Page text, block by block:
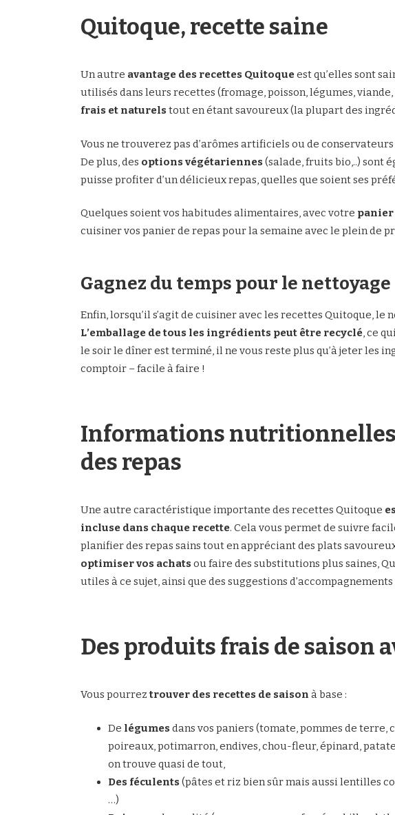
Quitoque, recette saine
Un autre avantage des recettes Quitoqueest qu’elles sont
utilisés dans leurs recettes (fromage, poisson, légumes,
frais et naturelstout en étant savoureux (la plupart des
Vous ne trouverez pas d’arômes artificiels ou de
De plus, des options végétariennes(salade, fruits bio,..) sont
puisse profiter d’un délicieux repas, quelles que soient ses
Quelques soient vos habitudes alimentaires, avec votre panier
cuisiner vos panier de repas pour la semaine avec le plein de
Gagnez du temps pour le nettoyage
Enfin, lorsqu’il s’agit de cuisiner avec les recettes Quitoque, le
L’emballage de tous les ingrédients peut être recyclé, ce
le soir le dîner est terminé, il ne vous reste plus qu’à jeter les
comptoir – facile à faire !
Informations
des repas
Une autre caractéristique importante des recettes Quitoque
incluse dans chaque recette. Cela vous permet de suivre
planifier des repas sains tout en appréciant des plats
optimiser vos achatsou faire des substitutions plus saines,
utiles à ce sujet, ainsi que des suggestions
Des produits frais de saison
Vous pourreztrouver des recettes de saison à base :
De légumesdans vos paniers (tomate, pommes de
poireaux, potimarron, endives, chou-fleur, épinard,
on trouve quasi de tout,
Des féculents(pâtes et riz bien sûr mais aussi lentilles
…)